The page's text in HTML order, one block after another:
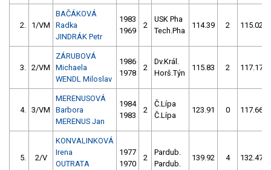
2. 1/VM
BAČÁKOVÁ
Radka
JINDRÁK Petr
1983
1969
2
USK Pha
Tech.Pha
114.39 2 115.02
3. 2/VM
ZÁRUBOVÁ
Michaela
WENDL Miloslav
1986
1978
2
Dv.Král.
Horš.Týn
115.83 2 117.17
4. 3/VM
MERENUSOVÁ
Barbora
MERENUS Jan
1984
1983
2
Č.Lípa
Č.Lípa
123.91 0 117.66
5. 2/V
KONVALINKOVÁ
Irena
OUTRATA
1977
1970
2
Pardub.
Pardub.
139.92 4 132.47